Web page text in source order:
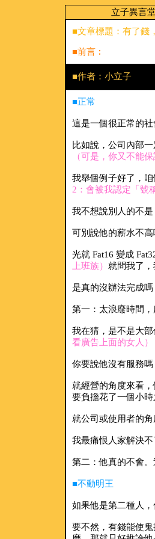
立子異言
■文章標題：有了錢
■前言︰
■作者：小立子
■正常
這是一個很正常的社
比如說，公司內部
（可是，你又不能
我舉個例子好了，
2：會被我認定「號
我不想說別人的不
可別說他的薪水不
光就 Fat16 變成
上班族） 就問我了
是真的沒辦法完成
第一：太浪廢時間
我在猜，是不是大
看廣告上面的女人）
你要說他沒有服務
就經營的角度來看
要負擔花了一個小時
就公司或使用者的
我最痛恨人家解決不
第二：他真的不會。
■不動明王
如果他是第二種人
要不然，有錢能使